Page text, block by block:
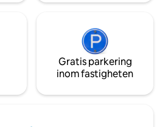
Gratis parkering
inom fastigheten